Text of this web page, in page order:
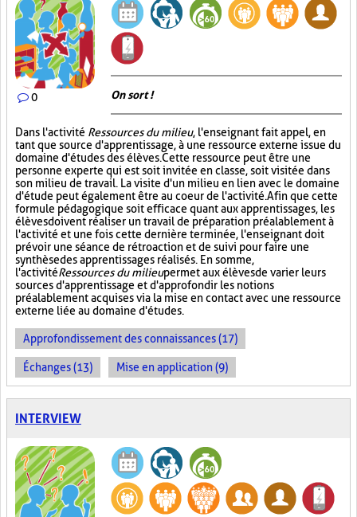
0 On sort !
Dans l'activité Ressources du milieu, l'enseignant fait appel, en
tant que source d'apprentissage, à une ressource externe issue du
domaine d'études des élèves. Cette ressource peut être une
personne experte qui est soit invitée en classe, soit visitée dans
son milieu de travail. La visite d'un milieu en lien avec le domaine
d'étude peut également être au coeur de l'activité. Afin que cette
formule pédagogique soit efficace quant aux apprentissages, les
élèves doivent réaliser un travail de préparation préalablement à
l'activité et une fois cette dernière terminée, l'enseignant doit
prévoir une séance de rétroaction et de suivi pour faire une
synthèse des apprentissages réalisés. En somme,
l'activitéRessources du milieupermet aux élèves de varier leurs
sources d'apprentissage et d'approfondir les notions
préalablement acquises via la mise en contact avec une ressource
externe liée au domaine d'études.
Approfondissement des connaissances (17)
Échanges (13) Mise en application (9)
INTERVIEW